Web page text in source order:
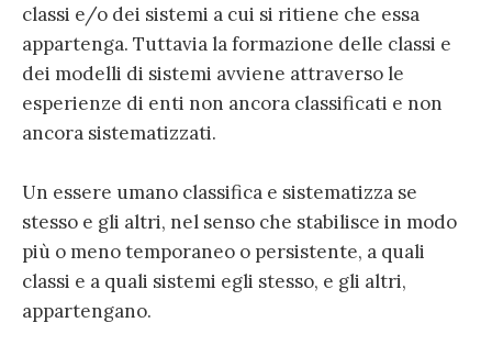
classi e/o dei sistemi a cui si ritiene che essa
appartenga. Tuttavia la formazione delle classi e
dei modelli di sistemi avviene attraverso le
esperienze di enti non ancora classificati e non
ancora sistematizzati.
Un essere umano classifica e sistematizza se
stesso e gli altri, nel senso che stabilisce in modo
più o meno temporaneo o persistente, a quali
classi e a quali sistemi egli stesso, e gli altri,
appartengano.